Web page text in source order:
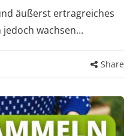
äußerst ertragreiches
jedoch wachsen…
Share